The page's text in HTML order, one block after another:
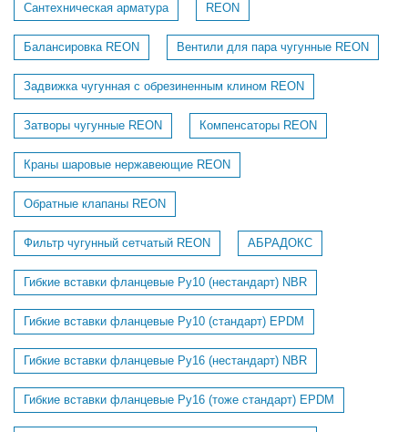
Сантехническая арматура REON
Балансировка REON Вентили для пара чугунные REON
Задвижка чугунная с обрезиненным клином REON
Затворы чугунные REON Компенсаторы REON
Краны шаровые нержавеющие REON
Обратные клапаны REON
Фильтр чугунный сетчатый REON АБРАДОКС
Гибкие вставки фланцевые Ру10 (нестандарт) NBR
Гибкие вставки фланцевые Ру10 (стандарт) EPDM
Гибкие вставки фланцевые Ру16 (нестандарт) NBR
Гибкие вставки фланцевые Ру16 (тоже стандарт) EPDM